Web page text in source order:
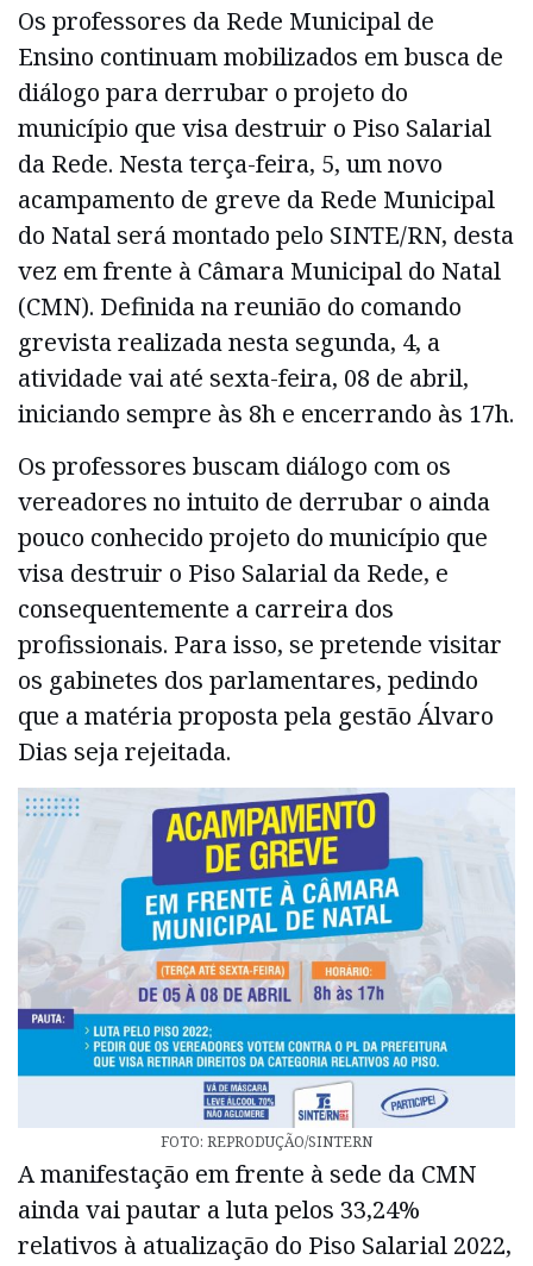
Os professores da Rede Municipal de
Ensino continuam mobilizados em busca de
diálogo para derrubar o projeto do
município que visa destruir o Piso Salarial
da Rede. Nesta terça-feira, 5, um novo
acampamento de greve da Rede Municipal
do Natal será montado pelo SINTE/RN, desta
vez em frente à Câmara Municipal do Natal
(CMN). Definida na reunião do comando
grevista realizada nesta segunda, 4, a
atividade vai até sexta-feira, 08 de abril,
iniciando sempre às 8h e encerrando às 17h.
Os professores buscam diálogo com os
vereadores no intuito de derrubar o ainda
pouco conhecido projeto do município que
visa destruir o Piso Salarial da Rede, e
consequentemente a carreira dos
profissionais. Para isso, se pretende visitar
os gabinetes dos parlamentares, pedindo
que a matéria proposta pela gestão Álvaro
Dias seja rejeitada.
FOTO: REPRODUÇÃO/SINTERN
A manifestação em frente à sede da CMN
ainda vai pautar a luta pelos 33,24%
relativos à atualização do Piso Salarial 2022,